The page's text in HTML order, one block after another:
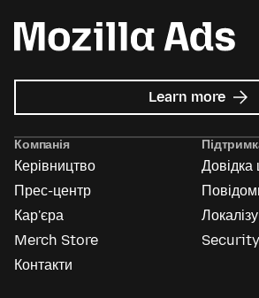
Learn more
Компанія
Керівництво
Прес-центр
Кар'єра
Merch Store
Контакти
Довідка
Security